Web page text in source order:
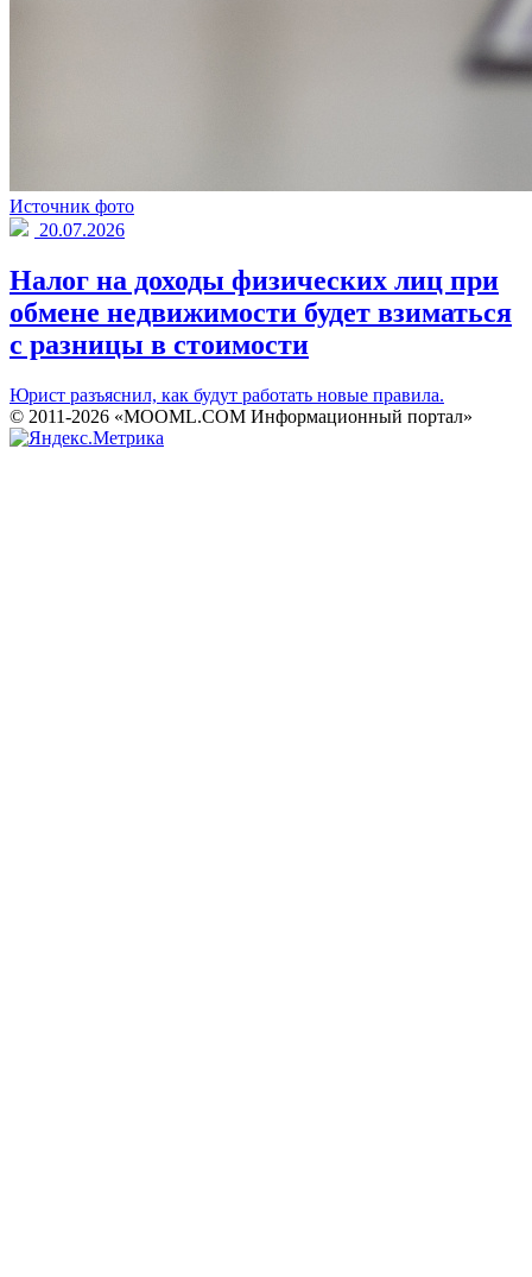
Источник фото
20.07.2026
Налог на доходы физических лиц при
обмене недвижимости будет взиматься
с разницы в стоимости
Юрист разъяснил, как будут работать новые правила.
© 2011-2026 «MOOML.COM Информационный портал»